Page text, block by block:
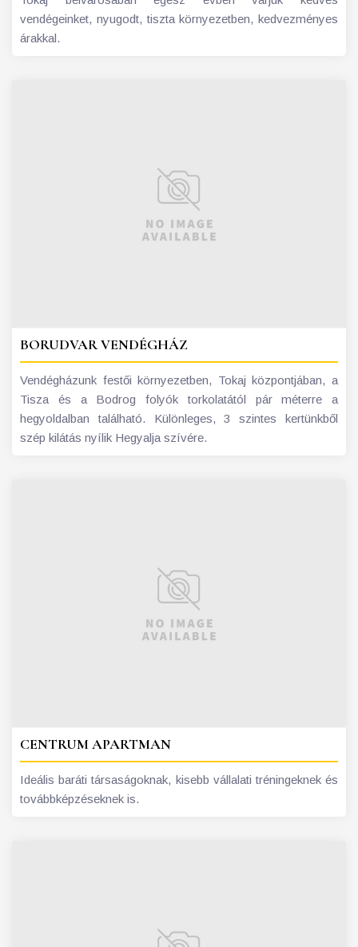
vendégeinket, nyugodt, tiszta környezetben, kedvezményes
árakkal.
BORUDVAR VENDÉGHÁZ
Vendégházunk festői környezetben, Tokaj központjában, a
Tisza és a Bodrog folyók torkolatától pár méterre a
hegyoldalban található. Különleges, 3 szintes kertünkből
szép kilátás nyílik Hegyalja szívére.
CENTRUM APARTMAN
Ideális baráti társaságoknak, kisebb vállalati tréningeknek és
továbbképzéseknek is.